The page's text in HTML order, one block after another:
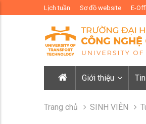
Lịch tuần Sơ đồ website E-
Giới thiệu
Trang chủ SINH VIÊN